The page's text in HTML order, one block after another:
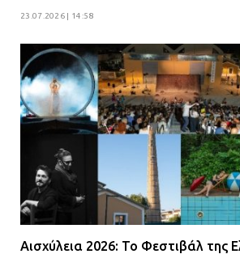
23.07.2026 | 14:58
Αισχύλεια 2026: Το Φεστιβάλ της